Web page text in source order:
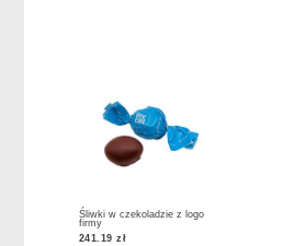
Śliwki w czekoladzie z logo
firmy
241.19zł